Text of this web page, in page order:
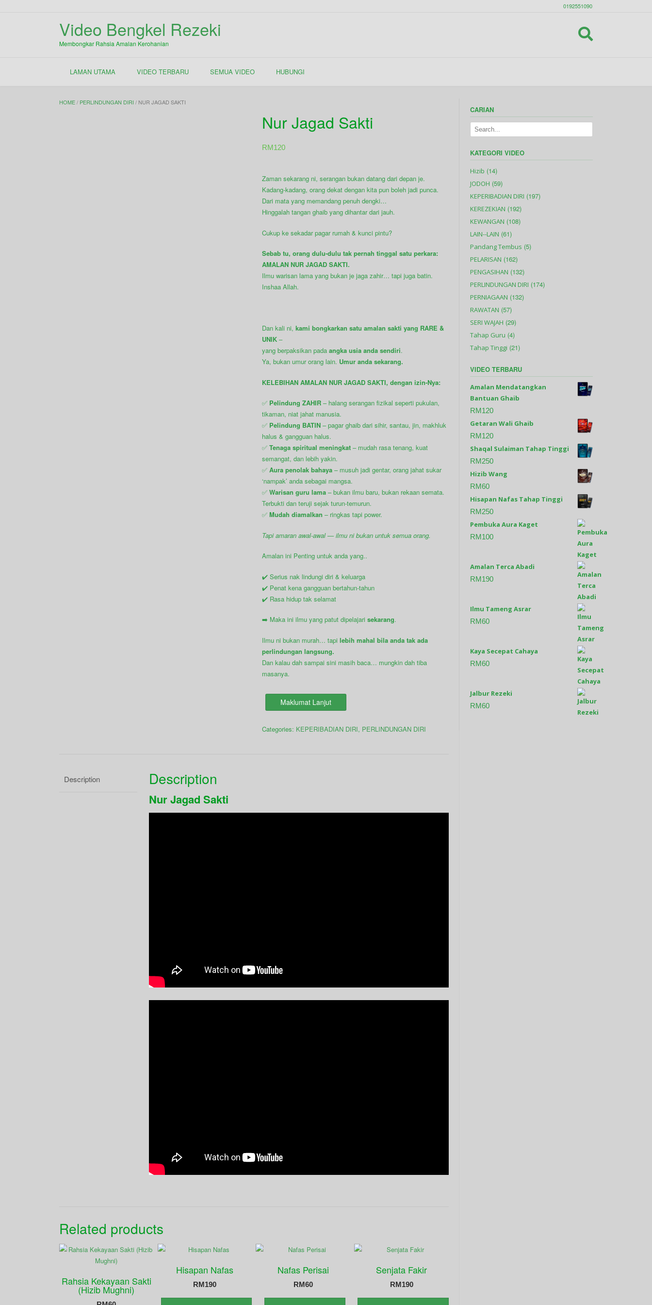
0192551090
Video Bengkel Rezeki
Membongkar Rahsia Amalan Kerohanian
LAMAN UTAMA VIDEO TERBARU SEMUA VIDEO HUBUNGI
HOME/ PERLINDUNGAN DIRI / NUR JAGAD SAKTI
Nur Jagad Sakti
RM120
Zaman sekarang ni, serangan bukan datang dari depan je.
Kadang-kadang, orang dekat dengan kita pun boleh jadi punca.
Dari mata yang memandang penuh dengki…
Hinggalah tangan ghaib yang dihantar dari jauh.
Cukup ke sekadar pagar rumah & kunci pintu?
Sebab tu, orang dulu-dulu tak pernah tinggal satu perkara:
AMALAN NUR JAGAD SAKTI.
Ilmu warisan lama yang bukan je jaga zahir… tapi juga batin.
Inshaa Allah.
Dan kali ni, kami bongkarkan satu amalan sakti yang RARE &
UNIK–
yang berpaksikan pada angka usia anda sendiri.
Ya, bukan umur orang lain. Umur anda sekarang.
KELEBIHAN AMALAN NUR JAGAD SAKTI, dengan izin-Nya:
✅ Pelindung ZAHIR– halang serangan fizikal seperti pukulan,
tikaman, niat jahat manusia.
✅ Pelindung BATIN– pagar ghaib dari sihir, santau, jin, makhluk
halus & gangguan halus.
✅ Tenaga spiritual meningkat– mudah rasa tenang, kuat
semangat, dan lebih yakin.
✅ Aura penolak bahaya– musuh jadi gentar, orang jahat sukar
‘nampak’ anda sebagai mangsa.
✅ Warisan guru lama– bukan ilmu baru, bukan rekaan semata.
Terbukti dan teruji sejak turun-temurun.
✅ Mudah diamalkan – ringkas tapi power.
Tapi amaran awal-awal — ilmu ni bukan untuk semua orang.
Amalan ini Penting untuk anda yang..
✔️ Serius nak lindungi diri & keluarga
✔️ Penat kena gangguan bertahun-tahun
✔️ Rasa hidup tak selamat
➡️ Maka ini ilmu yang patut dipelajari sekarang.
Ilmu ni bukan murah… tapi lebih mahal bila anda tak ada
perlindungan langsung.
Dan kalau dah sampai sini masih baca… mungkin dah tiba
masanya.
Maklumat Lanjut
Categories: KEPERIBADIAN DIRI, PERLINDUNGAN DIRI
Description Description
Nur Jagad Sakti
Related products
Rahsia Kekayaan Sakti
(Hizib Mughni)
Hisapan Nafas
RM 190
Nafas Perisai
RM60
Senjata Fakir
RM 190
CARIAN
KATEGORI VIDEO
Hizib (14)
JODOH (59)
KEPERIBADIAN DIRI (197)
KEREZEKIAN (192)
KEWANGAN (108)
LAIN--LAIN (61)
Pandang Tembus (5)
PELARISAN (162)
PENGASIHAN (132)
PERLINDUNGAN DIRI (174)
PERNIAGAAN (132)
RAWATAN (57)
SERI WAJAH (29)
Tahap Guru (4)
Tahap Tinggi (21)
VIDEO TERBARU
Amalan Mendatangkan
Bantuan Ghaib
RM120
Getaran Wali Ghaib
RM120
Shaqal Sulaiman Tahap Tinggi
RM250
Hizib Wang
RM60
Hisapan Nafas Tahap Tinggi
RM250
Pembuka Aura Kaget
RM100
Amalan Terca Abadi
RM190
Ilmu Tameng Asrar
RM60
Kaya Secepat Cahaya
RM60
Jalbur Rezeki
RM60